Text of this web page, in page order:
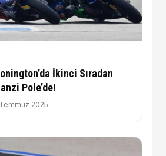
İkinci Sıradan
Pole’de!
Temmuz 2025